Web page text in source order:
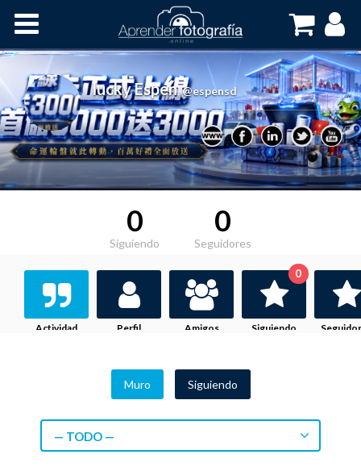
Cursos OnLine
lucky Espen,@espensd
0
Siguiendo
0
Seguidores
Actividad Perfil Amigos Siguiendo
0
Muro Siguiendo
— TODO —